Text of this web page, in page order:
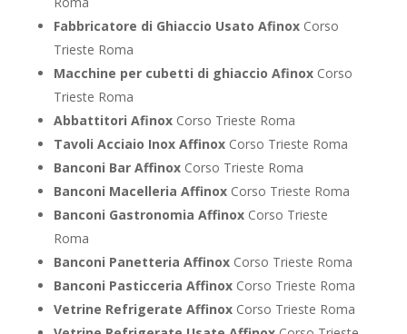
Fabbricatore di Ghiaccio Usato AfinoxCorso
Trieste Roma
Macchine per cubetti di ghiaccio AfinoxCorso
Trieste Roma
Abbattitori Afinox Corso Trieste Roma
Tavoli Acciaio Inox AffinoxCorso Trieste Roma
Banconi Bar AffinoxCorso Trieste Roma
Banconi Macelleria AffinoxCorso Trieste Roma
Banconi Gastronomia AffinoxCorso Trieste
Roma
Banconi Panetteria AffinoxCorso Trieste Roma
Banconi Pasticceria AffinoxCorso Trieste Roma
Vetrine Refrigerate AffinoxCorso Trieste Roma